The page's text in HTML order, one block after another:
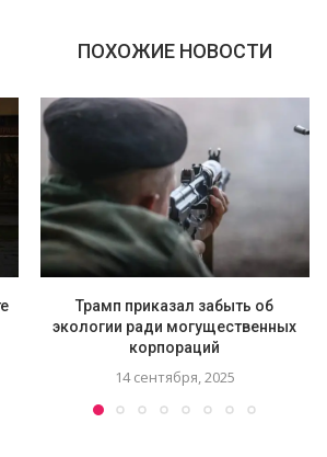
ПОХОЖИЕ НОВОСТИ
Трамп приказал забыть об
экологии ради могущественных
корпораций
14 сентября, 2025